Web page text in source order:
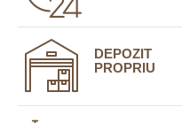
DEPOZIT
PROPRIU